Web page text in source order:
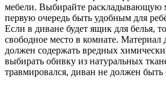
мебели. Выбирайте раскладывающую
первую очередь быть удобным для
Если в диване будет ящик для белья,
свободное место в комнате. Материал
должен содержать вредных
выбирать обивку из натуральных
травмировался, диван не должен